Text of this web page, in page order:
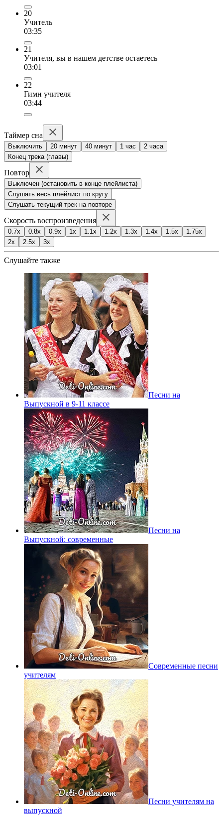
20
Учитель
03:35
21
Учителя, вы в нашем детстве остаетесь
03:01
22
Гимн учителя
03:44
Таймер сна
Выключить 20 минут 40 минут 1 час
2 часа
Конец трека (главы)
Повтор
Выключен (остановить в конце плейлиста)
Слушать весь плейлист по кругу
Слушать текущий трек на повторе
Скорость воспроизведения
0.7x 0.8x 0.9x 1x 1.1x 1.2x 1.3x 1.4x 1.5x
1.75x
2x
2.5x 3x
Слушайте также
Песни на
Выпускной в 9-11 классе
Песни на
Выпускной: современные
Современные песни
учителям
Песни учителям на
выпускной